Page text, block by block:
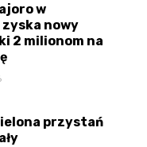
w
nowy
2 milionom na
przystań